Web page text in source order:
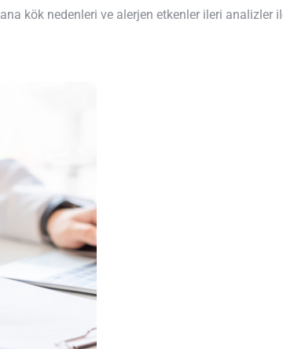
kök nedenleri ve alerjen etkenler ileri